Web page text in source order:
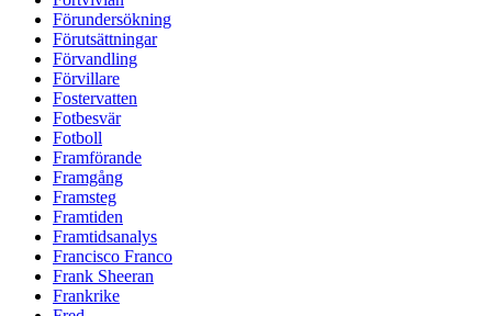
Förundersökning
Förutsättningar
Förvandling
Förvillare
Fostervatten
Fotbesvär
Fotboll
Framförande
Framgång
Framsteg
Framtiden
Framtidsanalys
Francisco Franco
Frank Sheeran
Frankrike